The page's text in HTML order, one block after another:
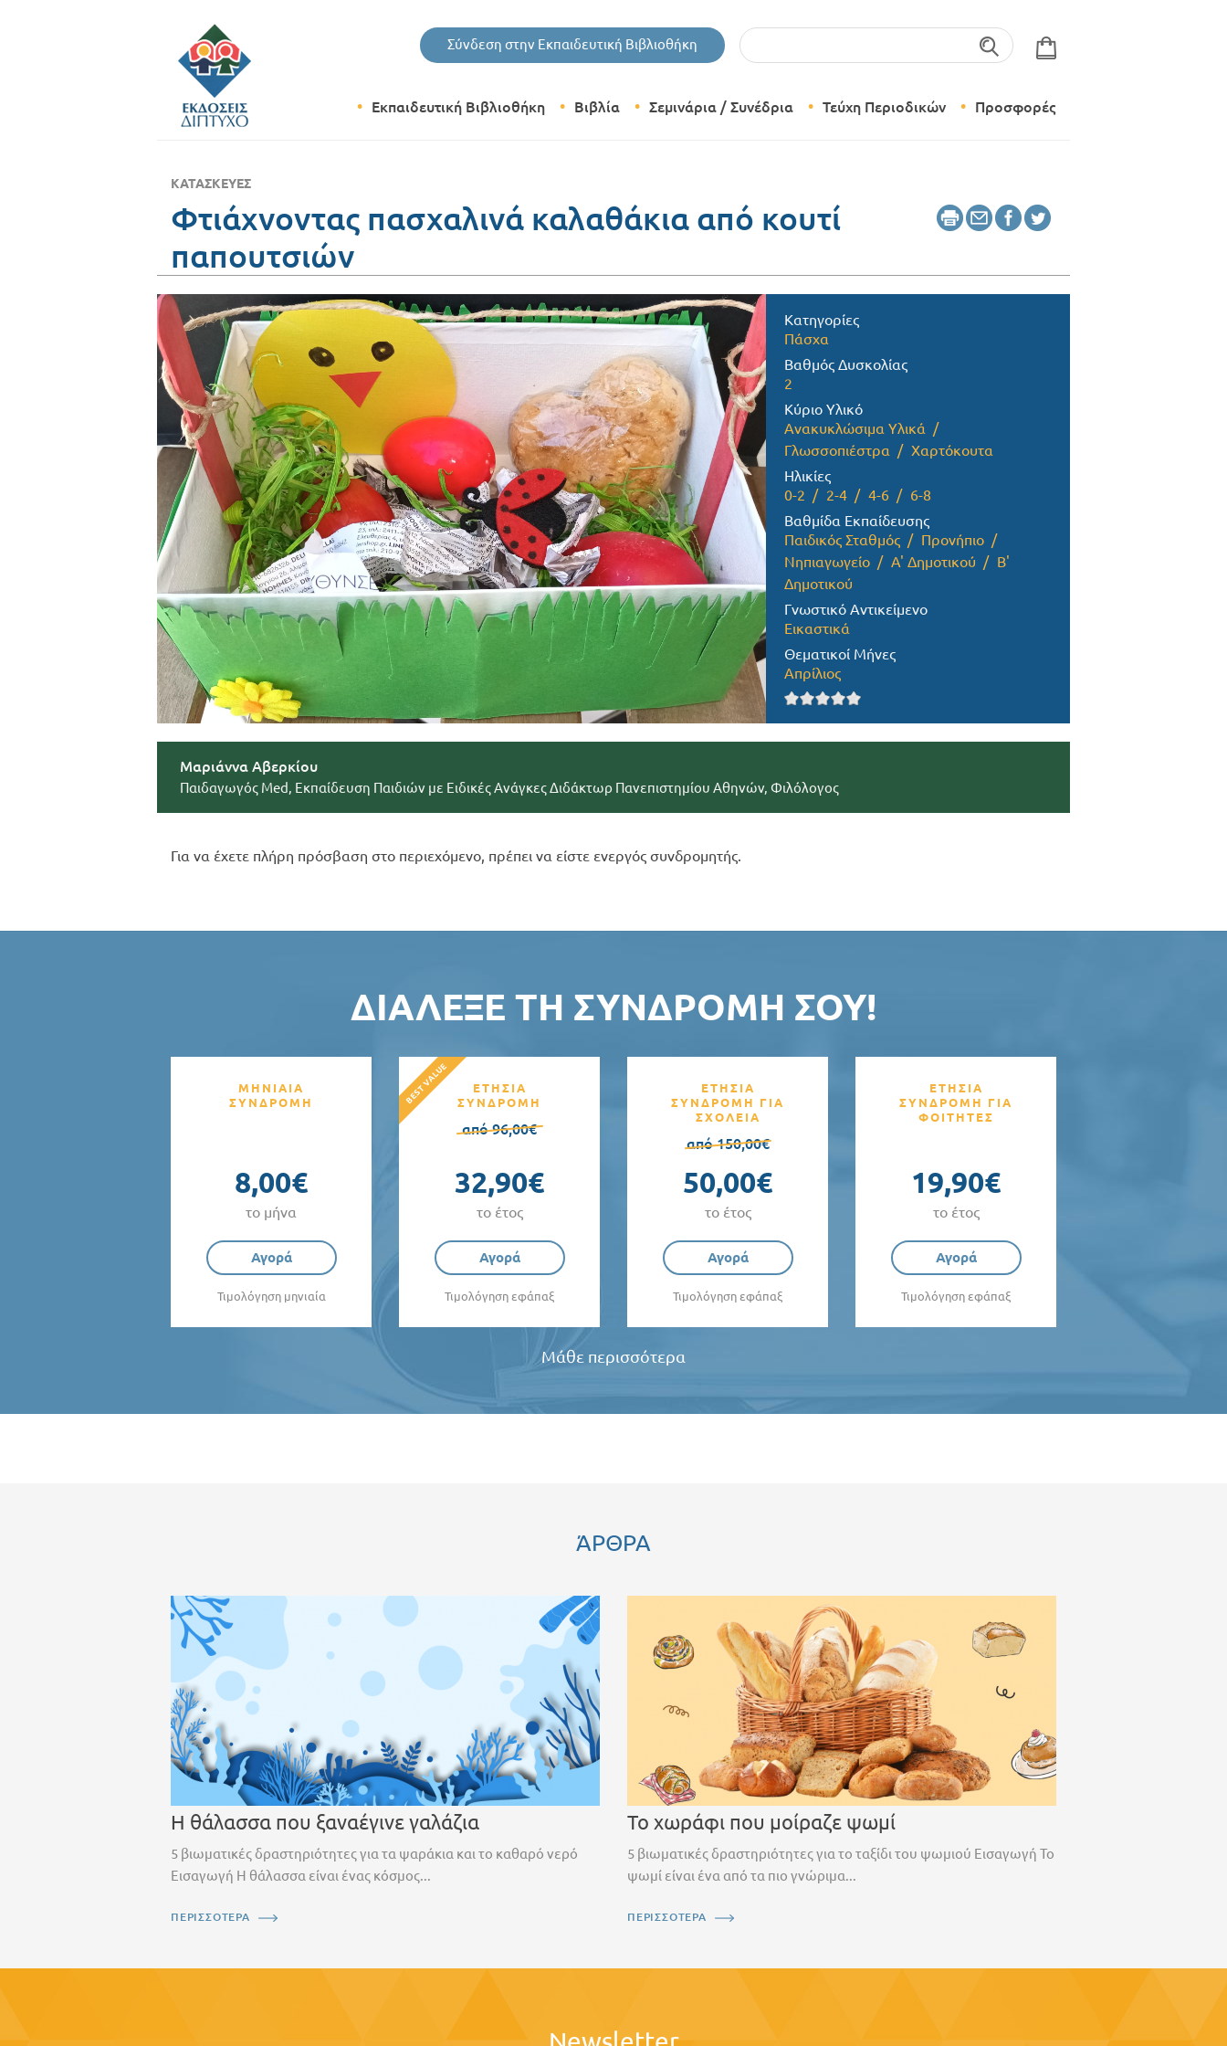
Σύνδεση στην Εκπαιδευτική Βιβλιοθήκη
Εκπαιδευτική Βιβλιοθήκη Βιβλία
Εκδόσεις Δίπτυχο
Σεμινάρια / Συνέδρια Τεύχη Περιοδικών
Δημιουργικό Εργαστήρι
Προσφορές
ΚΑΤΑΣΚΕΥΈΣ
Φτιάχνοντας πασχαλινά καλαθάκια από κουτί
παπουτσιών
Κατηγορίες
Πάσχα
Βαθμός Δυσκολίας
2
Κύριο Υλικό
Ανακυκλώσιμα Υλικά
Γλωσσοπιέστρα
Χαρτόκουτα
Ηλικίες
0-2
2-4 4-6
6-8
Βαθμίδα Εκπαίδευσης
Παιδικός Σταθμός
Προνήπιο
Νηπιαγωγείο
Α' Δημοτικού
Β'
Δημοτικού
Γνωστικό Αντικείμενο
Εικαστικά
Θεματικοί Μήνες
Απρίλιος
Μαριάννα Αβερκίου
Παιδαγωγός Med, Εκπαίδευση Παιδιών με Ειδικές Ανάγκες Διδάκτωρ Πανεπιστημίου Αθηνών, Φιλόλογος
Για να έχετε πλήρη πρόσβαση στο περιεχόμενο, πρέπει να είστε ενεργός συνδρομητής.
ΔΙΆΛΕΞΕ ΤΗ ΣΥΝΔΡΟΜΉ ΣΟΥ!
ΜΗΝΙΑΙΑ
ΣΥΝΔΡΟΜΗ
8,00€
το μήνα
Αγορά
Τιμολόγηση μηνιαία
ΕΤΗΣΙΑ
ΣΥΝΔΡΟΜΗ
από 96,00€
32,90€
το έτος
Αγορά
Τιμολόγηση εφάπαξ
ΕΤΗΣΙΑ
ΣΥΝΔΡΟΜΗ ΓΙΑ
ΣΧΟΛΕΙΑ
από 150,00€
50,00€
το έτος
Αγορά
Τιμολόγηση εφάπαξ
ΕΤΗΣΙΑ
ΣΥΝΔΡΟΜΗ ΓΙΑ
ΦΟΙΤΗΤΕΣ
19,90€
το έτος
Αγορά
Τιμολόγηση εφάπαξ
Μάθε περισσότερα
ΆΡΘΡΑ
Η θάλασσα που ξαναέγινε γαλάζια
5 βιωματικές δραστηριότητες για τα ψαράκια και το καθαρό νερό
Εισαγωγή Η θάλασσα είναι ένας κόσμος...
ΠΕΡΙΣΣΟΤΕΡΑ
Το χωράφι που μοίραζε ψωμί
5 βιωματικές δραστηριότητες για το ταξίδι του ψωμιού Εισαγωγή Το
ψωμί είναι ένα από τα πιο γνώριμα...
ΠΕΡΙΣΣΟΤΕΡΑ